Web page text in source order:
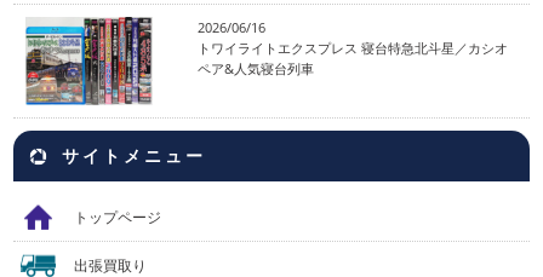
2026/06/16
トワイライトエクスプレス 寝台特急北斗星／カシオ
ペア&人気寝台列車
サイトメニュー
トップページ
出張買取り